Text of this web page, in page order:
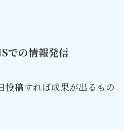
での情報発信
投稿すれば成果が出るもの